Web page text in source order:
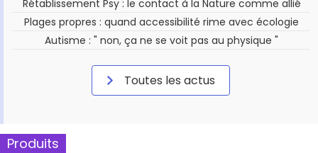
Rétablissement Psy : le contact à la Nature comme allié
Plages propres : quand accessibilité rime avec écologie
Autisme : " non, ça ne se voit pas au physique "
Toutes les actus
Produits